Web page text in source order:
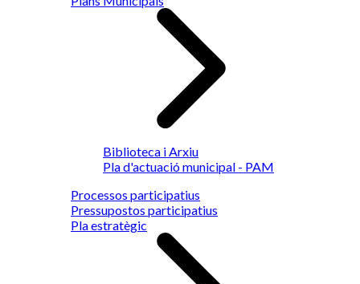
Biblioteca i Arxiu
Pla d'actuació municipal - PAM
Processos participatius
Pressupostos participatius
Pla estratègic